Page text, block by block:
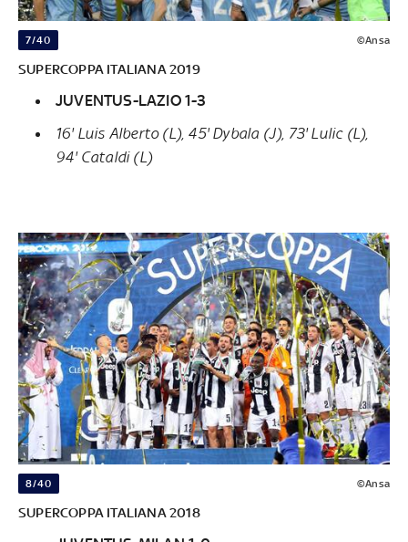
7/40 ©Ansa
SUPERCOPPA ITALIANA 2019
JUVENTUS-LAZIO 1-3
16' Luis Alberto (L), 45' Dybala (J), 73' Lulic (L),
94' Cataldi (L)
8/40 ©Ansa
SUPERCOPPA ITALIANA 2018